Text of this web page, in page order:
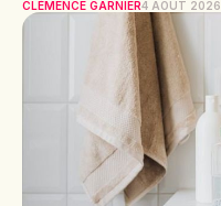
CLÉMENCE GARNIER4 AOÛT 2026